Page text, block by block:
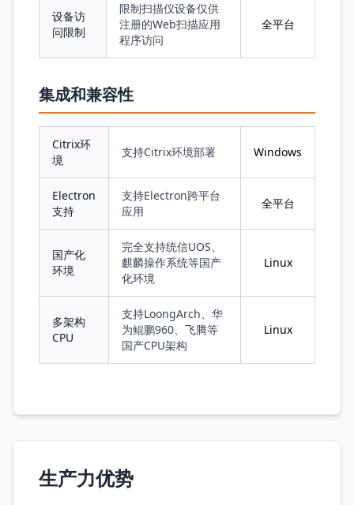
设备访
问限制
限制扫描仪设备仅供
注册的Web扫描应用
程序访问
全平台
集成和兼容性
Citrix环
境
支持Citrix环境部署 Windows
Electron
支持
支持Electron跨平台
应用
全平台
国产化
环境
完全支持统信UOS、
麒麟操作系统等国产
化环境
Linux
多架构
CPU
支持LoongArch、华
为鲲鹏960、飞腾等
国产CPU架构
Linux
生产力优势